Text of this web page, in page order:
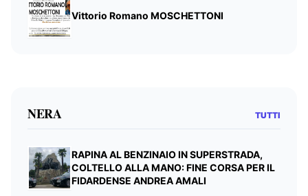
Vittorio Romano MOSCHETTONI
NERA TUTTI
RAPINA AL BENZINAIO IN SUPERSTRADA,
COLTELLO ALLA MANO: FINE CORSA PER IL
FIDARDENSE ANDREA AMALI